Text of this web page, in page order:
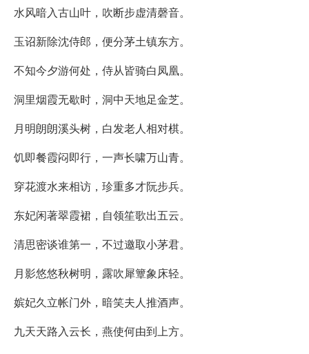
水风暗入古山叶，吹断步虚清磬音。
玉诏新除沈侍郎，便分茅土镇东方。
不知今夕游何处，侍从皆骑白凤凰。
洞里烟霞无歇时，洞中天地足金芝。
月明朗朗溪头树，白发老人相对棋。
饥即餐霞闷即行，一声长啸万山青。
穿花渡水来相访，珍重多才阮步兵。
东妃闲著翠霞裙，自领笙歌出五云。
清思密谈谁第一，不过邀取小茅君。
月影悠悠秋树明，露吹犀簟象床轻。
嫔妃久立帐门外，暗笑夫人推酒声。
九天天路入云长，燕使何由到上方。